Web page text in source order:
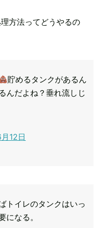
方法ってどうやるの
貯めるタンクがあるん
んだよね？垂れ流しじ
12日
トイレのタンクはいっ
になる。